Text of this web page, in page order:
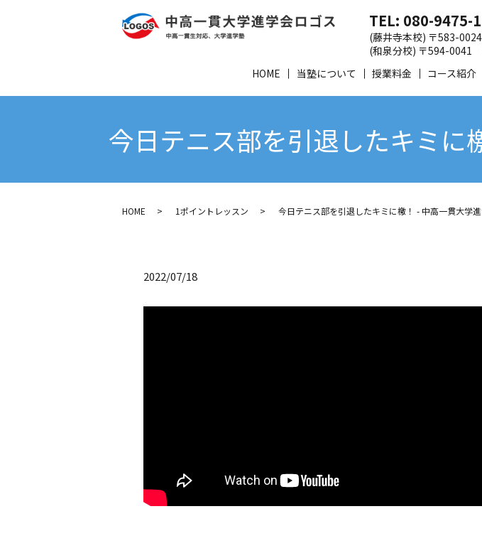
HOME 当塾について 授業料金 コース紹介
TEL: 080-9475-
(藤井寺本校) 〒583-
(和泉分校) 〒594-0041
今日テニス部を引退したキミに
HOME 1ポイントレッスン 今日テニス部を引退したキミに檄！ - 中高一貫大学
2022/07/18